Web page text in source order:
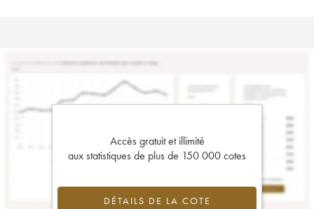
Accès gratuit et illimité
aux statistiques de plus de 150 000 cotes
DÉTAILS DE LA COTE